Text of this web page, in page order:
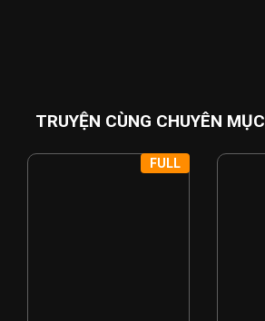
TRUYỆN CÙNG CHUYÊN MỤC
FULL